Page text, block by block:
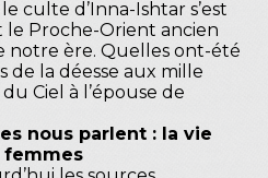
culte d’Inna-Ishtar s’est
Proche-Orient ancien
notre ère. Quelles ont-été
de la déesse aux mille
Ciel à l’épouse de
nous parlent : la vie